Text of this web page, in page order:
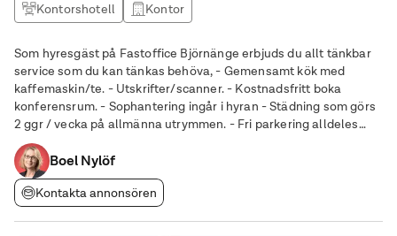
Kontorshotell Kontor
Som hyresgäst på Fastoffice Björnänge erbjuds du allt tänkbar
service som du kan tänkas behöva, - Gemensamt kök med
kaffemaskin/te. - Utskrifter/scanner. - Kostnadsfritt boka
konferensrum. - Sophantering ingår i hyran - Städning som görs
2 ggr / vecka på allmänna utrymmen. - Fri parkering alldeles
utanför - Tillgång till kontoret 7 dagar i veckan. - Eget postfack
Vill du också
Boel Nylöf
Kontakta annonsören